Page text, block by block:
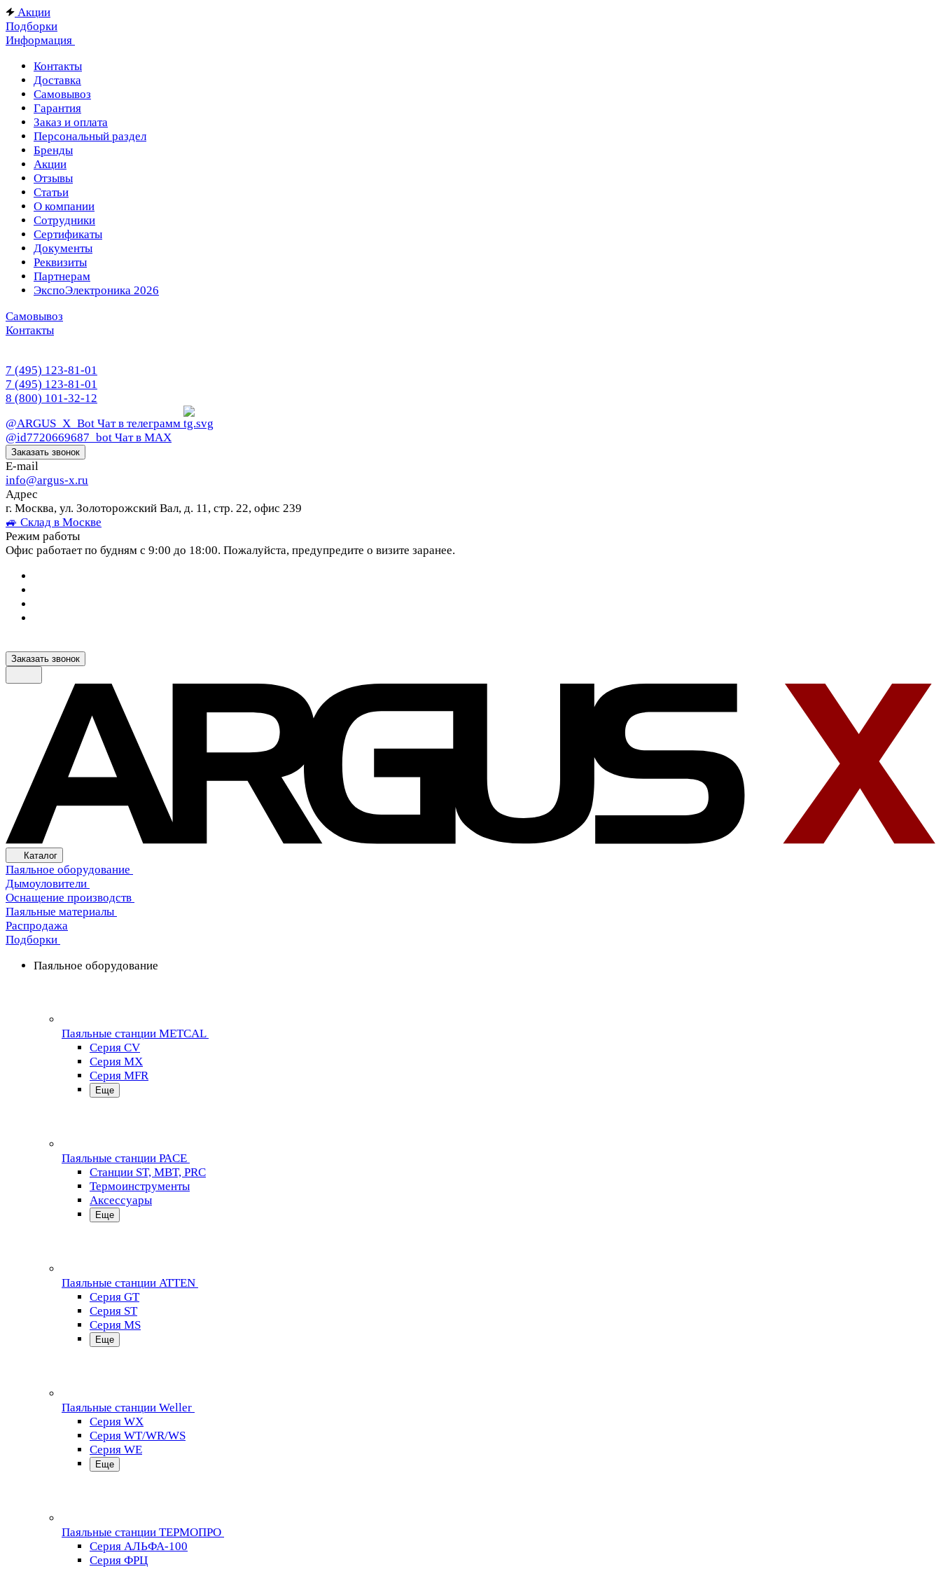
Акции
Подборки
Информация
Контакты
Доставка
Самовывоз
Гарантия
Заказ и оплата
Персональный раздел
Бренды
Акции
Отзывы
Статьи
О компании
Сотрудники
Сертификаты
Документы
Реквизиты
Партнерам
ЭкспоЭлектроника 2026
Самовывоз
Контакты
7 (495) 123-81-01
7 (495) 123-81-01
8 (800) 101-32-12
@ARGUS_X_Bot Чат в телеграмм
@id7720669687_bot Чат в МАХ
Заказать звонок
E-mail
info@argus-x.ru
Адрес
г. Москва, ул. Золоторожский Вал, д. 11, стр. 22, офис 239
🚙 Склад в Москве
Режим работы
Офис работает по будням с 9:00 до 18:00. Пожалуйста, предупредите о визите заранее.
Заказать звонок
Каталог
Паяльное оборудование
Дымоуловители
Оснащение производств
Паяльные материалы
Распродажа
Подборки
Паяльное оборудование
Паяльные станции METCAL
Серия CV
Серия MX
Серия MFR
Еще
Паяльные станции PACE
Станции ST, MBT, PRC
Термоинструменты
Аксессуары
Еще
Паяльные станции ATTEN
Серия GT
Серия ST
Серия MS
Еще
Паяльные станции Weller
Серия WX
Серия WT/WR/WS
Серия WE
Еще
Паяльные станции ТЕРМОПРО
Серия АЛЬФА-100
Серия ФРЦ